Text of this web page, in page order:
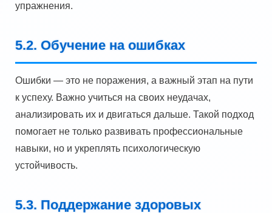
упражнения.
5.2. Обучение на ошибках
Ошибки — это не поражения, а важный этап на пути
к успеху. Важно учиться на своих неудачах,
анализировать их и двигаться дальше. Такой подход
помогает не только развивать профессиональные
навыки, но и укреплять психологическую
устойчивость.
5.3. Поддержание здоровых